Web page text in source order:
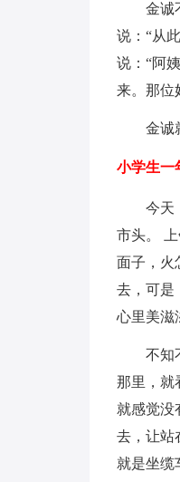
金诚
说：“从
说：“阿
来。那位
金诚
小学生一
今天
市头。
面子，火
去，可是
心里美滋
不知
那里，就
就感觉没
去，让站
就是坐缆